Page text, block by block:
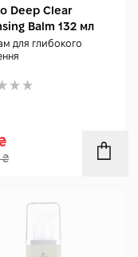
Deep Clear
Balm 132 мл
для глибокого
₴